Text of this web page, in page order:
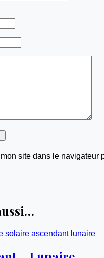
site dans le navigateur